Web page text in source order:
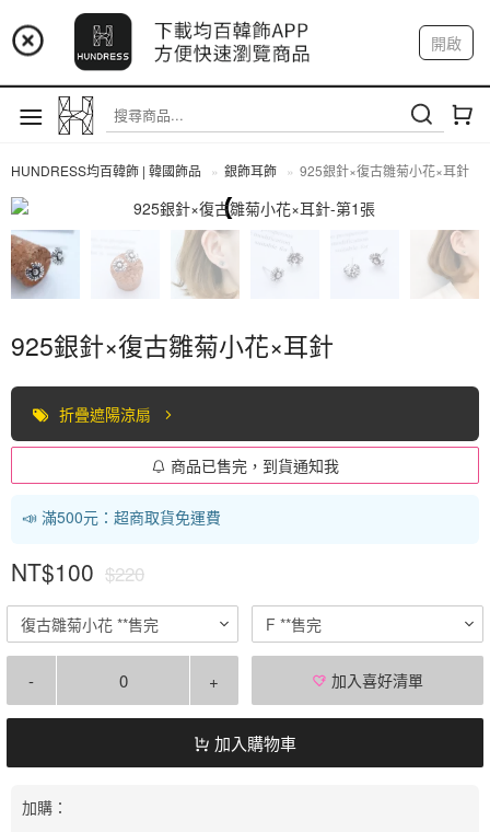
📢 市集預告：9/4-9/6 淡水捷運站
📢 市集預告：9/12-9/13 八里海巡基地
📢 市集預告：8/22-8/23 桃園青埔置地廣場
開啟
註冊 我的帳戶
HUNDRESS均百韓飾 | 韓國飾品 銀飾耳飾 925銀針×復古雛菊小花×耳針
全部商品
925銀針×復古雛菊小花×耳針
折疊遮陽涼扇
商品已售完，到貨通知我
📣 滿500元：超商取貨免運費
NT$100 $220
復古雛菊小花 **售完 F **售完
- + 加入喜好清單
加入購物車
加購：